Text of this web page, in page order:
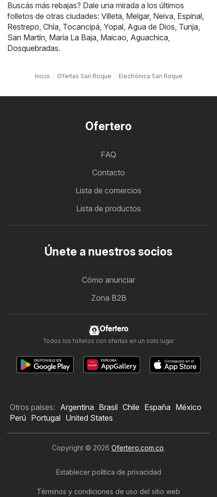
Buscás más rebajas? Dale una mirada a los últimos
folletos de otras ciudades: Villeta, Melgar, Neiva, Espinal,
Restrepo, Chía, Tocancipá, Yopal, Agua de Dios, Tunja,
San Martín, María La Baja, Maicao, Aguachica,
Dosquebradas.
Inicio Ofertas San Roque Electrónica San Roque
Ofertero
FAQ
Contacto
Lista de comercios
Lista de productos
Únete a nuestros socios
Cómo anunciar
Zona B2B
Ofertero
Todos los folletos con ofertas en un solo lugar
Otros países: Argentina Brasil Chile España México
Perú Portugal United States
Copyright © 2026 Ofertero.com.co.
Establecer política de privacidad
Términos y condiciones de uso del sitio web